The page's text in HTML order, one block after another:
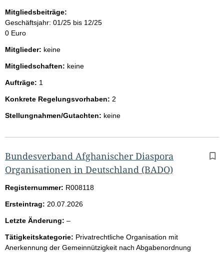
Mitgliedsbeiträge:
Geschäftsjahr: 01/25 bis 12/25
0 Euro
Mitglieder: keine
Mitgliedschaften: keine
Aufträge: 1
Konkrete Regelungsvorhaben: 2
Stellungnahmen/Gutachten: keine
Bundesverband Afghanischer Diaspora
Organisationen in Deutschland (BADO)
Registernummer: R008118
Ersteintrag: 20.07.2026
Letzte Änderung: –l
e
r
Tätigkeitskategorie: Privatrechtliche Organisation mit
Anerkennung der Gemeinnützigkeit nach Abgabenordnung